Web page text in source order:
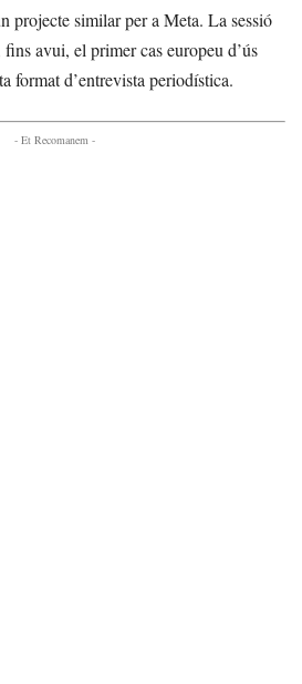
projecte similar per a Meta. La sessió
avui, el primer cas europeu d’ús
format d’entrevista periodística.
- Et Recomanem -